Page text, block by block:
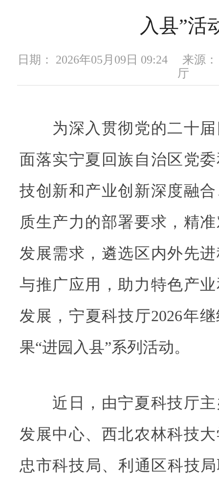
入县”活
日期： 2026年05月09日 09:24 来源
厅
为深入贯彻党的二十届
面落实宁夏回族自治区党
技创新和产业创新深度融
质生产力的部署要求，精
发展需求，遴选区内外先
与推广应用，助力特色产
发展，宁夏科技厅2026年
果“进园入县”系列活动。
近日，由宁夏科技厅主
发展中心、西北农林科技
忠市科技局、利通区科技